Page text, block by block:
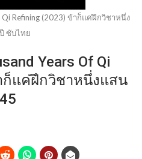
Qi Refining (2023) ข้าก็แค่ฝึกวิชาหนึ่ง
ซับไทย
Years Of Qi
ก็แค่ฝึกวิชาหนึ่งแสน